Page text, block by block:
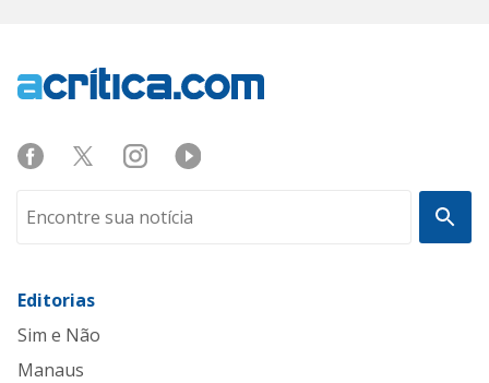
Editorias
Sim e Não
Manaus